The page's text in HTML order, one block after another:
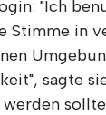
"Ich
Stimme in
sagte